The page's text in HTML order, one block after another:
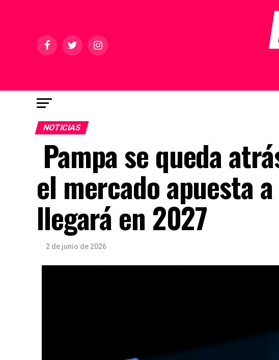
NOTICIAS
Pampa se queda
el mercado apuesta
llegará en 2027
2 de junio de 2026